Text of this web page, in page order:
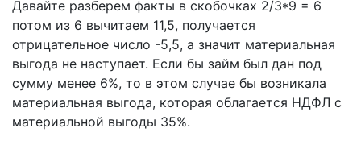
Давайте разберем факты в скобочках 2/3*9 = 6
потом из 6 вычитаем 11,5, получается
отрицательное число -5,5, а значит материальная
выгода не наступает. Если бы займ был дан под
сумму менее 6%, то в этом случае бы возникала
материальная выгода, которая облагается НДФЛ с
материальной выгоды 35%.